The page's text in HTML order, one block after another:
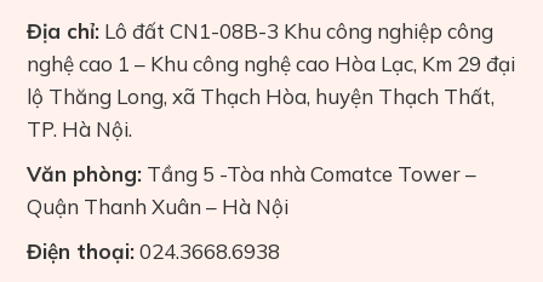
Địa chỉ: Lô đất CN1-08B-3 Khu công nghiệp công
nghệ cao 1 – Khu công nghệ cao Hòa Lạc, Km 29 đại
lộ Thăng Long, xã Thạch Hòa, huyện Thạch Thất,
TP. Hà Nội.
Văn phòng: Tầng 5 -Tòa nhà Comatce Tower –
Quận Thanh Xuân – Hà Nội
Điện thoại:024.3668.6938